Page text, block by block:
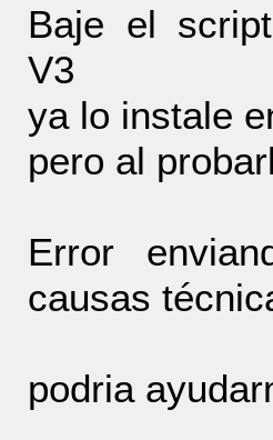
Baje el
V3
ya lo instale
pero al
Error
causas
podria